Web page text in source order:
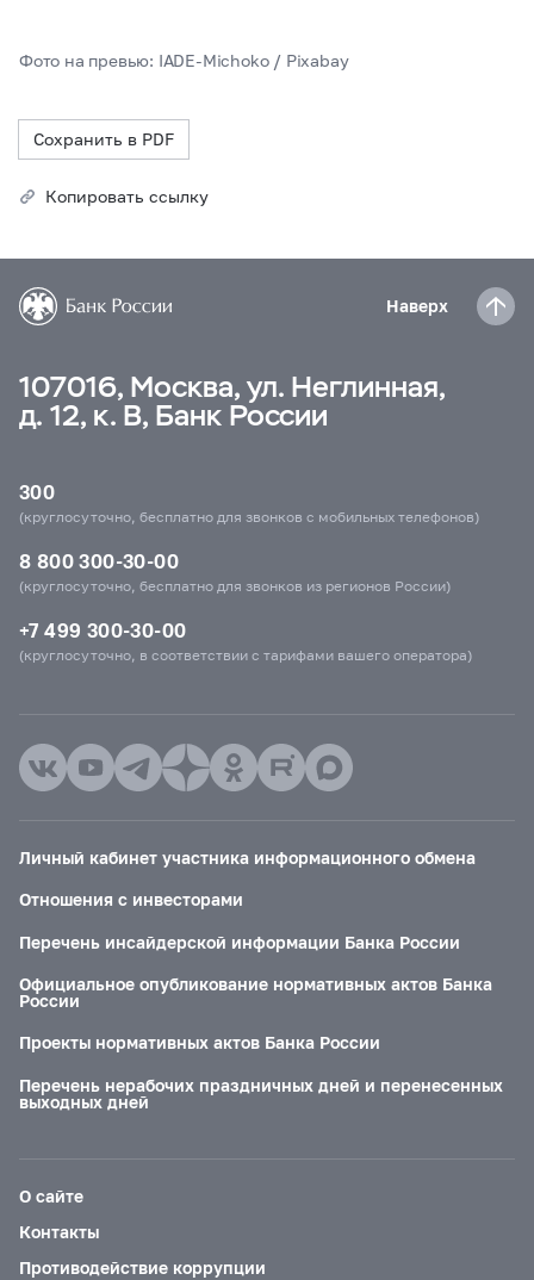
Фото на превью: IADE-Michoko / Pixabay
Сохранить в PDF
Копировать ссылку
Наверх
107016, Москва, ул. Неглинная,
д. 12, к. В, Банк России
300
(круглосуточно, бесплатно для звонков с мобильных телефонов)
8 800 300-30-00
(круглосуточно, бесплатно для звонков из регионов России)
+7 499 300-30-00
(круглосуточно, в соответствии с тарифами вашего оператора)
Личный кабинет участника информационного обмена
Отношения с инвесторами
Перечень инсайдерской информации Банка России
Официальное опубликование нормативных актов Банка
России
Проекты нормативных актов Банка России
Перечень нерабочих праздничных дней и перенесенных
выходных дней
О сайте
Контакты
Противодействие коррупции